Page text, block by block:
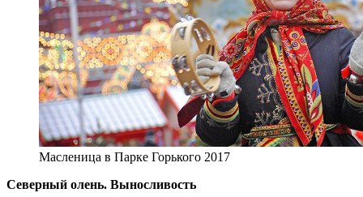
Масленица в Парке Горького 2017
Северный олень. Выносливость